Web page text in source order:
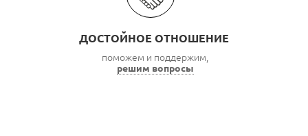
ДОСТОЙНОЕ ОТНОШЕНИЕ
поможем и поддержим,
решим вопросы